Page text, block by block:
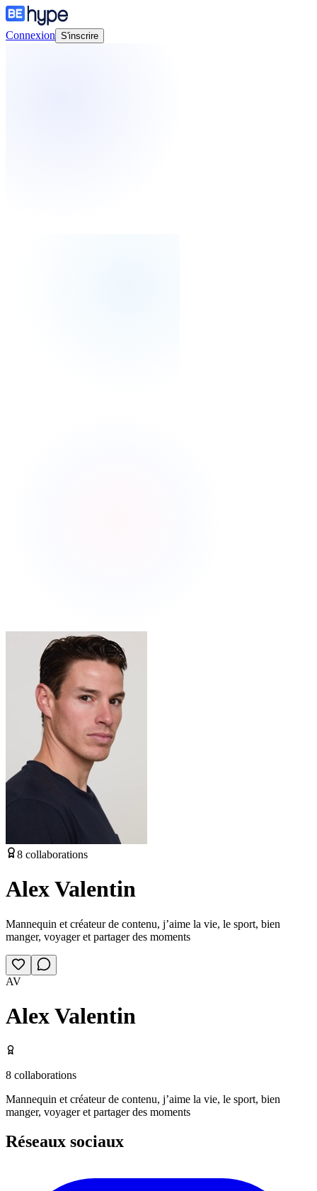
Connexion S'inscrire
8 collaborations
Alex Valentin
Mannequin et créateur de contenu, j’aime la vie, le sport, bien
manger, voyager et partager des moments
AV
Alex Valentin
8 collaborations
Mannequin et créateur de contenu, j’aime la vie, le sport, bien
manger, voyager et partager des moments
Réseaux sociaux